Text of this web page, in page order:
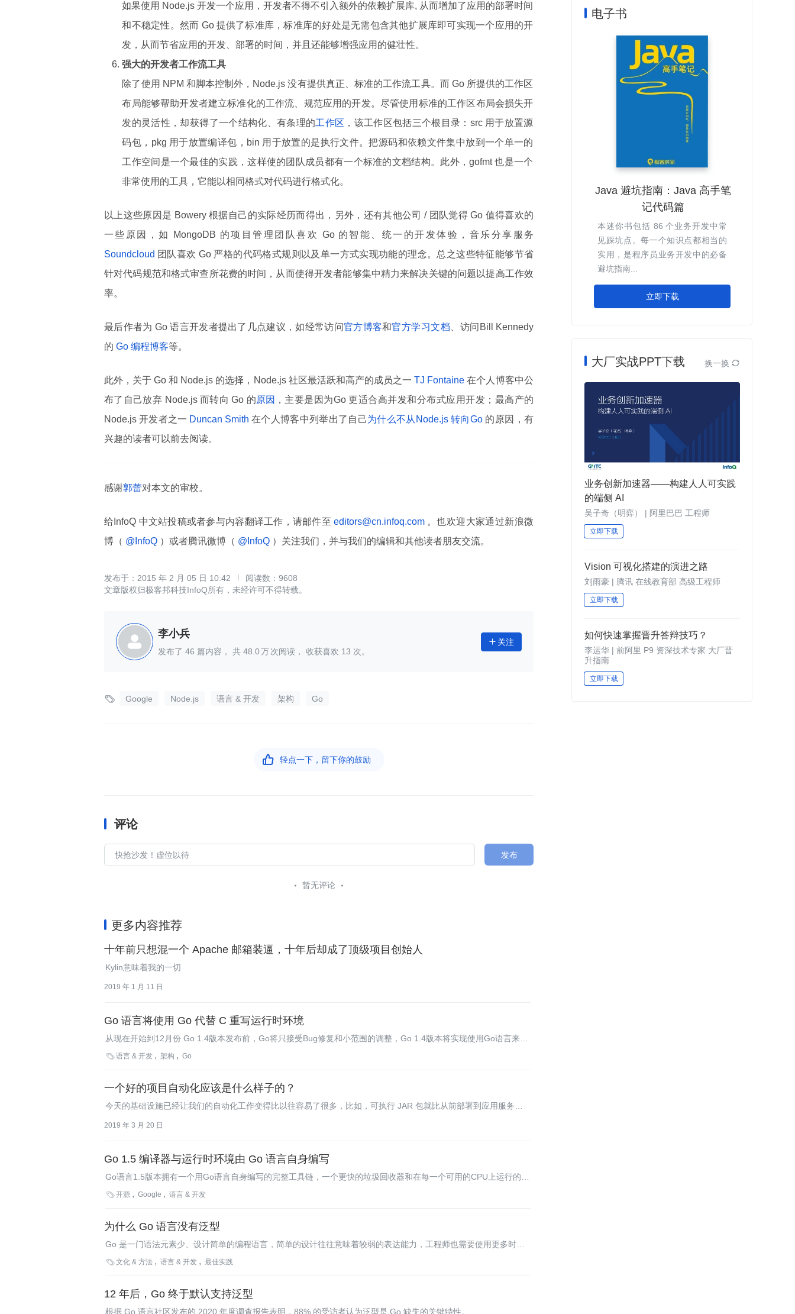
如果使用 Node.js 开发一个应用，开发者不得不引入额外的依赖扩展库, 从而增加了应用的部署时间
和不稳定性。然而 Go 提供了标准库，标准库的好处是无需包含其他扩展库即可实现一个应用的开
发，从而节省应用的开发、部署的时间，并且还能够增强应用的健壮性。
强大的开发者工作流工具
除了使用 NPM 和脚本控制外，Node.js 没有提供真正、标准的工作流工具。而 Go 所提供的工作区
布局能够帮助开发者建立标准化的工作流、规范应用的开发。尽管使用标准的工作区布局会损失开
发的灵活性，却获得了一个结构化、有条理的工作区 ，该工作区包括三个根目录：src 用于放置源
码包，pkg 用于放置编译包，bin 用于放置的是执行文件。把源码和依赖文件集中放到一个单一的
工作空间是一个最佳的实践，这样使的团队成员都有一个标准的文档结构。此外，gofmt 也是一个
非常使用的工具，它能以相同格式对代码进行格式化。
以上这些原因是 Bowery 根据自己的实际经历而得出，另外，还有其他公司 / 团队觉得 Go 值得喜欢的
一些原因，如 MongoDB 的项目管理团队喜欢 Go 的智能、统一的开发体验，音乐分享服务
Soundcloud 团队喜欢 Go 严格的代码格式规则以及单一方式实现功能的理念。总之这些特征能够节省
针对代码规范和格式审查所花费的时间，从而使得开发者能够集中精力来解决关键的问题以提高工作效
率。
最后作者为 Go 语言开发者提出了几点建议，如经常访问官方博客和官方学习文档 、访问Bill Kennedy
的 Go 编程博客等。
此外，关于 Go 和 Node.js 的选择，Node.js 社区最活跃和高产的成员之一 TJ Fontaine 在个人博客中公
布了自己放弃 Node.js 而转向 Go 的原因 ，主要是因为Go 更适合高并发和分布式应用开发；最高产的
Node.js 开发者之一 Duncan Smith 在个人博客中列举出了自己为什么不从Node.js 转向Go 的原因，有
兴趣的读者可以前去阅读。
感谢郭蕾对本文的审校。
给InfoQ 中文站投稿或者参与内容翻译工作，请邮件至 editors@cn.infoq.com 。也欢迎大家通过新浪微
博（ @InfoQ ）或者腾讯微博（ @InfoQ ）关注我们，并与我们的编辑和其他读者朋友交流。
2015 年 2 月 05 日 10:42
9608
文章版权归极客邦科技InfoQ所有，未经许可不得转载。
李小兵
发布了 46 篇内容， 共 48.0 次阅读， 收获喜欢 13 次。
 关注
 Google Node.js 语言 & 开发 架构 Go
 轻点一下，留下你的鼓励
评论
发布
暂无评论
更多内容推荐
十年前只想混一个 Apache 邮箱装逼，十年后却成了顶级项目创始人
Kylin意味着我的一切
2019 年 1 月 11 日
Go 语言将使用 Go 代替 C 重写运行时环境
从现在开始到12月份 Go 1.4版本发布前，Go将只接受Bug修复和小范围的调整，Go 1.4版本将实现使用Go语言来重
写Go的运行时环境。
语言 & 开发 架构 Go
一个好的项目自动化应该是什么样子的？
今天的基础设施已经让我们的自动化工作变得比以往容易了很多，比如，可执行 JAR 包就比从前部署到应用服务器
2019 年 3 月 20 日
Go 1.5 编译器与运行时环境由 Go 语言自身编写
Go语言1.5版本拥有一个用Go语言自身编写的完整工具链，一个更快的垃圾回收器和在每一个可用的CPU上运行的
goroutine。
开源 Google 语言 & 开发
为什么 Go 语言没有泛型
Go 是一门语法元素少、设计简单的编程语言，简单的设计往往意味着较弱的表达能力，工程师也需要使用更多时间
编写重复的逻辑。
文化 & 方法 语言 & 开发 最佳实践
12 年后，Go 终于默认支持泛型
根据 Go 语言社区发布的 2020 年度调查报告表明，88% 的受访者认为泛型是 Go 缺失的关键特性。
电子书
Java 避坑指南：Java 高手笔
记代码篇
本迷你书包括 86 个业务开发中常
见踩坑点。每一个知识点都相当的
实用，是程序员业务开发中的必备
避坑指南...
立即下载
大厂实战PPT下载 换一换 
业务创新加速器——构建人人可实践
的端侧 AI
吴子奇（明弈） | 阿里巴巴 工程师
立即下载
Vision 可视化搭建的演进之路
刘雨豪 | 腾讯 在线教育部 高级工程师
立即下载
如何快速掌握晋升答辩技巧？
李运华 | 前阿里 P9 资深技术专家 大厂晋
升指南
立即下载